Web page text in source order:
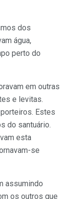
dos
água,
perto do
em outras
e levitas.
Estes
do santuário.
esta
se
assumindo
os outros que